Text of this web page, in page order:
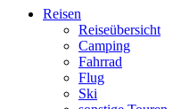
Reisen
Reiseübersicht
Camping
Fahrrad
Flug
Ski